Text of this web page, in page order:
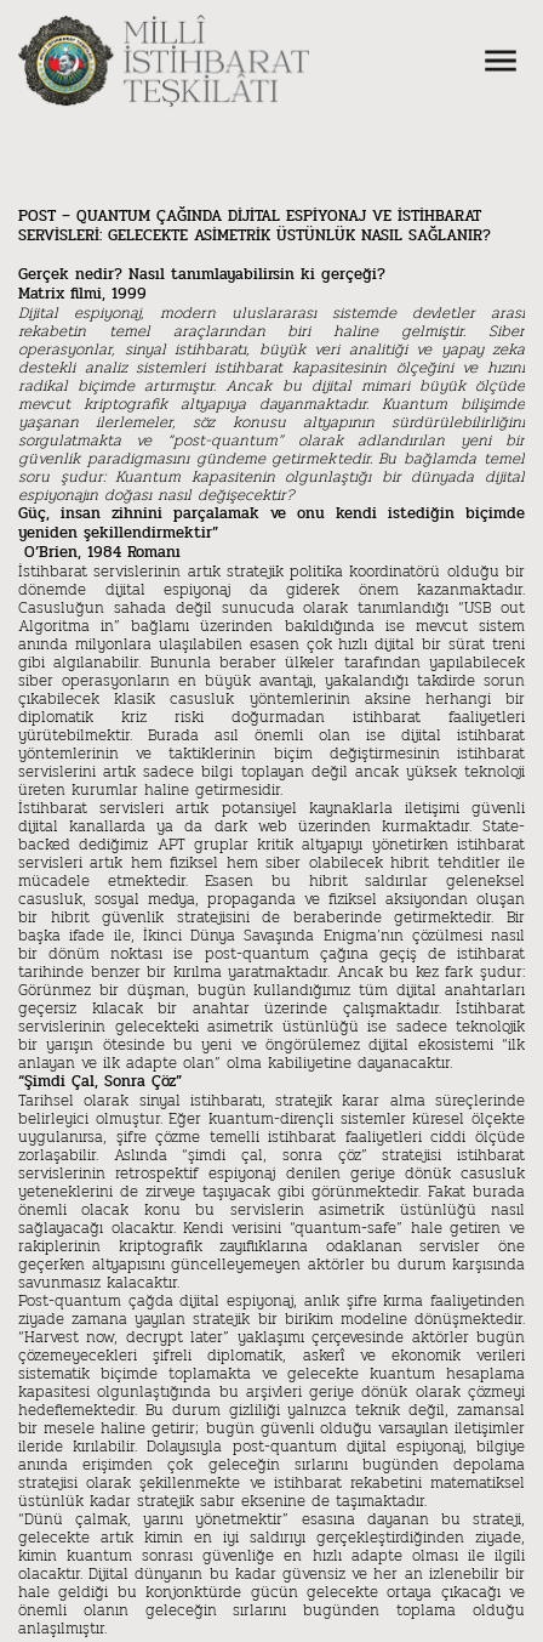
POST – QUANTUM ÇAĞINDA DİJİTAL ESPİYONAJ VE İSTİHBARAT
SERVİSLERİ: GELECEKTE ASİMETRİK ÜSTÜNLÜK NASIL SAĞLANIR?
Gerçek nedir? Nasıl tanımlayabilirsin ki gerçeği?
Matrix filmi, 1999
Dijital espiyonaj, modern uluslararası sistemde devletler arası
rekabetin temel araçlarından biri haline gelmiştir. Siber
operasyonlar, sinyal istihbaratı, büyük veri analitiği ve yapay zeka
destekli analiz sistemleri istihbarat kapasitesinin ölçeğini ve hızını
radikal biçimde artırmıştır. Ancak bu dijital mimari büyük ölçüde
mevcut kriptografik altyapıya dayanmaktadır. Kuantum bilişimde
yaşanan ilerlemeler, söz konusu altyapının sürdürülebilirliğini
sorgulatmakta ve “post-quantum” olarak adlandırılan yeni bir
güvenlik paradigmasını gündeme getirmektedir. Bu bağlamda temel
soru şudur: Kuantum kapasitenin olgunlaştığı bir dünyada dijital
espiyonajın doğası nasıl değişecektir?
Güç, insan zihnini parçalamak ve onu kendi istediğin biçimde
yeniden şekillendirmektir”
O’Brien, 1984 Romanı
İstihbarat servislerinin artık stratejik politika koordinatörü olduğu bir
dönemde dijital espiyonaj da giderek önem kazanmaktadır.
Casusluğun sahada değil sunucuda olarak tanımlandığı “USB out
Algoritma in” bağlamı üzerinden bakıldığında ise mevcut sistem
anında milyonlara ulaşılabilen esasen çok hızlı dijital bir sürat treni
gibi algılanabilir. Bununla beraber ülkeler tarafından yapılabilecek
siber operasyonların en büyük avantajı, yakalandığı takdirde sorun
çıkabilecek klasik casusluk yöntemlerinin aksine herhangi bir
diplomatik kriz riski doğurmadan istihbarat faaliyetleri
yürütebilmektir. Burada asıl önemli olan ise dijital istihbarat
yöntemlerinin ve taktiklerinin biçim değiştirmesinin istihbarat
servislerini artık sadece bilgi toplayan değil ancak yüksek teknoloji
üreten kurumlar haline getirmesidir.
İstihbarat servisleri artık potansiyel kaynaklarla iletişimi güvenli
dijital kanallarda ya da dark web üzerinden kurmaktadır. State-
backed dediğimiz APT gruplar kritik altyapıyı yönetirken istihbarat
servisleri artık hem fiziksel hem siber olabilecek hibrit tehditler ile
mücadele etmektedir. Esasen bu hibrit saldırılar geleneksel
casusluk, sosyal medya, propaganda ve fiziksel aksiyondan oluşan
bir hibrit güvenlik stratejisini de beraberinde getirmektedir. Bir
başka ifade ile, İkinci Dünya Savaşında Enigma’nın çözülmesi nasıl
bir dönüm noktası ise post-quantum çağına geçiş de istihbarat
tarihinde benzer bir kırılma yaratmaktadır. Ancak bu kez fark şudur:
Görünmez bir düşman, bugün kullandığımız tüm dijital anahtarları
geçersiz kılacak bir anahtar üzerinde çalışmaktadır. İstihbarat
servislerinin gelecekteki asimetrik üstünlüğü ise sadece teknolojik
bir yarışın ötesinde bu yeni ve öngörülemez dijital ekosistemi “ilk
anlayan ve ilk adapte olan” olma kabiliyetine dayanacaktır.
“Şimdi Çal, Sonra Çöz”
Tarihsel olarak sinyal istihbaratı, stratejik karar alma süreçlerinde
belirleyici olmuştur. Eğer kuantum-dirençli sistemler küresel ölçekte
uygulanırsa, şifre çözme temelli istihbarat faaliyetleri ciddi ölçüde
zorlaşabilir. Aslında “şimdi çal, sonra çöz” stratejisi istihbarat
servislerinin retrospektif espiyonaj denilen geriye dönük casusluk
yeteneklerini de zirveye taşıyacak gibi görünmektedir. Fakat burada
önemli olacak konu bu servislerin asimetrik üstünlüğü nasıl
sağlayacağı olacaktır. Kendi verisini “quantum-safe” hale getiren ve
rakiplerinin kriptografik zayıflıklarına odaklanan servisler öne
geçerken altyapısını güncelleyemeyen aktörler bu durum karşısında
savunmasız kalacaktır.
Post-quantum çağda dijital espiyonaj, anlık şifre kırma faaliyetinden
ziyade zamana yayılan stratejik bir birikim modeline dönüşmektedir.
“Harvest now, decrypt later” yaklaşımı çerçevesinde aktörler bugün
çözemeyecekleri şifreli diplomatik, askerî ve ekonomik verileri
sistematik biçimde toplamakta ve gelecekte kuantum hesaplama
kapasitesi olgunlaştığında bu arşivleri geriye dönük olarak çözmeyi
hedeflemektedir. Bu durum gizliliği yalnızca teknik değil, zamansal
bir mesele haline getirir; bugün güvenli olduğu varsayılan iletişimler
ileride kırılabilir. Dolayısıyla post-quantum dijital espiyonaj, bilgiye
anında erişimden çok geleceğin sırlarını bugünden depolama
stratejisi olarak şekillenmekte ve istihbarat rekabetini matematiksel
üstünlük kadar stratejik sabır eksenine de taşımaktadır.
“Dünü çalmak, yarını yönetmektir” esasına dayanan bu strateji,
gelecekte artık kimin en iyi saldırıyı gerçekleştirdiğinden ziyade,
kimin kuantum sonrası güvenliğe en hızlı adapte olması ile ilgili
olacaktır. Dijital dünyanın bu kadar güvensiz ve her an izlenebilir bir
hale geldiği bu konjonktürde gücün gelecekte ortaya çıkacağı ve
önemli olanın geleceğin sırlarını bugünden toplama olduğu
anlaşılmıştır.